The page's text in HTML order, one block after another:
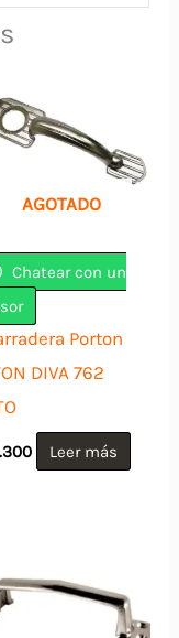
AGOTADO
Chatear con un
Porton
DIVA 762
Leer más